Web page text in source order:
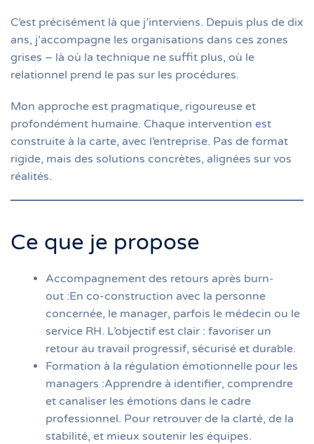
C’est précisément là que j’interviens. Depuis plus de dix
ans, j’accompagne les organisations dans ces zones
grises – là où la technique ne suffit plus, où le
relationnel prend le pas sur les procédures.
Mon approche est pragmatique, rigoureuse et
profondément humaine. Chaque intervention est
construite à la carte, avec l’entreprise. Pas de format
rigide, mais des solutions concrètes, alignées sur vos
réalités.
Ce que je propose
Accompagnement des retours après burn-
out :En co-construction avec la personne
concernée, le manager, parfois le médecin ou le
service RH. L’objectif est clair : favoriser un
retour au travail progressif, sécurisé et durable.
Formation à la régulation émotionnelle pour les
managers :Apprendre à identifier, comprendre
et canaliser les émotions dans le cadre
professionnel. Pour retrouver de la clarté, de la
stabilité, et mieux soutenir les équipes.